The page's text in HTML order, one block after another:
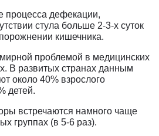
процесса дефекации,
стула больше 2-3-х суток
кишечника.
проблемой в медицинских
В развитых странах данным
около 40% взрослого
детей.
встречаются намного чаще
группах (в 5-6 раз).